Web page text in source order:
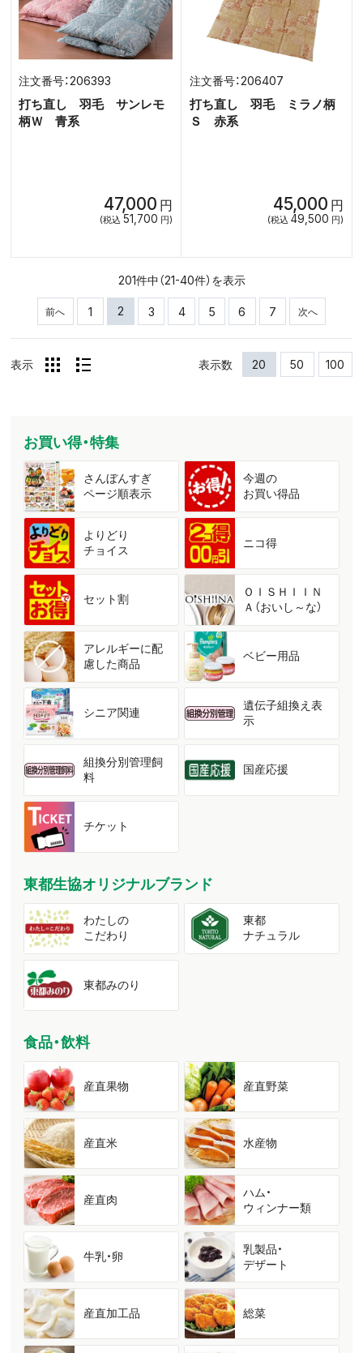
206393
打ち直し 羽毛 サンレモ
柄Ｗ 青系
47,000 円
(税込 51,700 円)
206407
打ち直し 羽毛 ミラノ柄
Ｓ 赤系
45,000 円
(税込 49,500 円)
201件中（21-40件）を表示
前へ 1 2 3 4 5 6 7 次へ
表示 表示数 20 50 100
お買い得・特集
さんぼんすぎ
ページ順表示
今週の
お買い得品
よりどり
チョイス
ニコ得
セット割
ＯＩＳＨＩＩＮ
Ａ（おいし～な）
アレルギーに配
慮した商品
ベビー用品
シニア関連
遺伝子組換え表
示
組換分別管理飼
料
国産応援
チケット
東都生協オリジナルブランド
わたしの
こだわり
東都
ナチュラル
東都みのり
食品・飲料
産直果物 産直野菜
産直米 水産物
産直肉
ハム・
ウィンナー類
牛乳・卵
乳製品・
デザート
産直加工品 総菜